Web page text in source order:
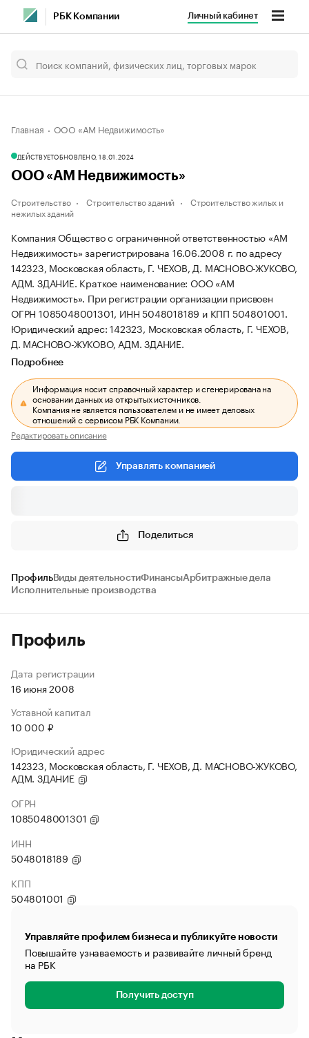
РБК Компании Личный кабинет
Главная ООО «АМ Недвижимость»
ДЕЙСТВУЕТОБНОВЛЕНО, 18.01.2024
ООО «АМ Недвижимость»
Строительство Строительство зданий
Строительство жилых и
нежилых зданий
Компания Общество с ограниченной ответственностью «АМ
Недвижимость» зарегистрирована 16.06.2008 г. по адресу
142323, Московская область, Г. ЧЕХОВ, Д. МАСНОВО-ЖУКОВО,
АДМ. ЗДАНИЕ. Краткое наименование: ООО «АМ
Недвижимость». При регистрации организации присвоен
ОГРН 1085048001301, ИНН 5048018189 и КПП 504801001.
Юридический адрес: 142323, Московская область, Г. ЧЕХОВ,
Д. МАСНОВО-ЖУКОВО, АДМ. ЗДАНИЕ.
Подробнее
Информация носит справочный характер и сгенерирована на
основании данных из открытых источников.
Компания не является пользователем и не имеет деловых
отношений с сервисом РБК Компании.
Редактировать описание
Управлять компанией
Поделиться
ПрофильВиды деятельностиФинансыАрбитражные дела
Исполнительные производства
Профиль
Дата регистрации
16 июня 2008
Уставной капитал
10 000 ₽
Юридический адрес
142323, Московская область, Г. ЧЕХОВ, Д. МАСНОВО-ЖУКОВО,
АДМ. ЗДАНИЕ
ОГРН
1085048001301
ИНН
5048018189
КПП
504801001
Управляйте профилем бизнеса и публикуйте новости
Повышайте узнаваемость и развивайте личный бренд
на РБК
Получить доступ